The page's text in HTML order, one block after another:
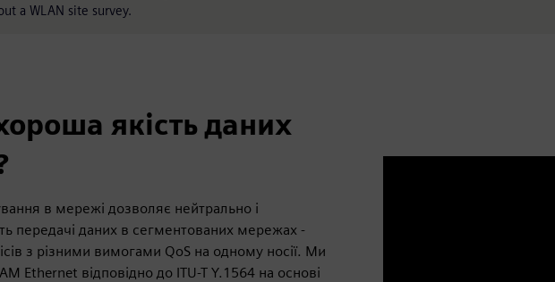
a WLAN site survey.
якість даних
в мережі дозволяє нейтрально і
передачі даних в сегментованих мережах -
з різними вимогами QoS на одному носії. Ми
Ethernet відповідно до ITU-T Y.1564 на основі